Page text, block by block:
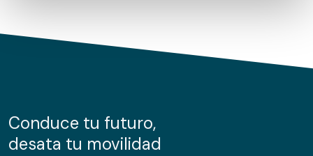
de cookies.
información sobre el uso que haga del sitio web con
nuestros partners de redes sociales, publicidad y análisis
Conduce tu futuro,
desata tu movilidad